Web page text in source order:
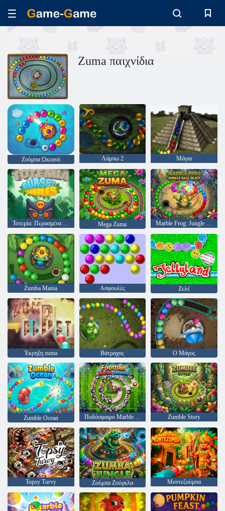
Zuma παιχνίδια
Ζούμπα Ωκεανό Λάμπω 2 Μάγια
Τοτεμία: Περασμένα μάρμαρα Mega Zuma Marble Frog: Jungle Ball Blast
Zumba Mania Ασφουλές Ζελέ
Έκρηξη zuma Βάτραχος Ο Μάγος
Zumble Ocean Ποδόσφαιρο Marble Shooter Zumble Story
Topsy Turvy Ζούμπα Ζούγκλα Μοντεζούμπα